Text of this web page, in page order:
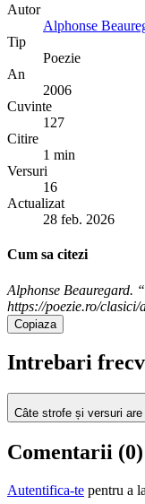
Autor
Alphonse
Tip
Poezie
An
2006
Cuvinte
127
Citire
1 min
Versuri
16
Actualizat
28 feb. 2026
Cum sa citezi
Alphonse Beauregard.
https://poezie.ro/
Copiaza
Intrebari
Câte strofe și versuri are
Comentarii (0)
Autentifica-te pentru a